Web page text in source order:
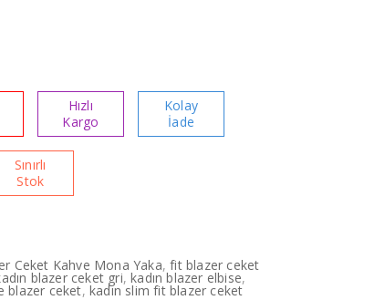
Hızlı
Kargo
Kolay
İade
Sınırlı
Stok
Ceket Kahve Mona Yaka,fit blazer ceket
blazer ceket gri,kadın blazer elbise,
blazer ceket,kadın slim fit blazer ceket